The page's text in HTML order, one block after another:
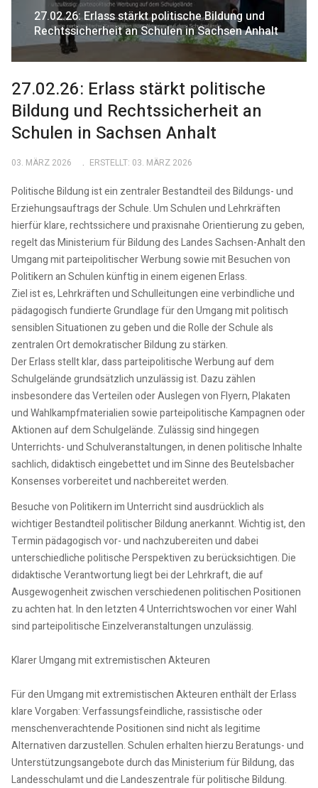
27.02.26: Erlass stärkt politische Bildung und
Rechtssicherheit an Schulen in Sachsen Anhalt
27.02.26: Erlass stärkt politische
Bildung und Rechtssicherheit an
Schulen in Sachsen Anhalt
03. MÄRZ 2026 ERSTELLT: 03. MÄRZ 2026
Politische Bildung ist ein zentraler Bestandteil des Bildungs- und
Erziehungsauftrags der Schule. Um Schulen und Lehrkräften
hierfür klare, rechtssichere und praxisnahe Orientierung zu geben,
regelt das Ministerium für Bildung des Landes Sachsen-Anhalt den
Umgang mit parteipolitischer Werbung sowie mit Besuchen von
Politikern an Schulen künftig in einem eigenen Erlass.
Ziel ist es, Lehrkräften und Schulleitungen eine verbindliche und
pädagogisch fundierte Grundlage für den Umgang mit politisch
sensiblen Situationen zu geben und die Rolle der Schule als
zentralen Ort demokratischer Bildung zu stärken.
Der Erlass stellt klar, dass parteipolitische Werbung auf dem
Schulgelände grundsätzlich unzulässig ist. Dazu zählen
insbesondere das Verteilen oder Auslegen von Flyern, Plakaten
und Wahlkampfmaterialien sowie parteipolitische Kampagnen oder
Aktionen auf dem Schulgelände. Zulässig sind hingegen
Unterrichts- und Schulveranstaltungen, in denen politische Inhalte
sachlich, didaktisch eingebettet und im Sinne des Beutelsbacher
Konsenses vorbereitet und nachbereitet werden.
Besuche von Politikern im Unterricht sind ausdrücklich als
wichtiger Bestandteil politischer Bildung anerkannt. Wichtig ist, den
Termin pädagogisch vor- und nachzubereiten und dabei
unterschiedliche politische Perspektiven zu berücksichtigen. Die
didaktische Verantwortung liegt bei der Lehrkraft, die auf
Ausgewogenheit zwischen verschiedenen politischen Positionen
zu achten hat. In den letzten 4 Unterrichtswochen vor einer Wahl
sind parteipolitische Einzelveranstaltungen unzulässig.
Klarer Umgang mit extremistischen Akteuren
Für den Umgang mit extremistischen Akteuren enthält der Erlass
klare Vorgaben: Verfassungsfeindliche, rassistische oder
menschenverachtende Positionen sind nicht als legitime
Alternativen darzustellen. Schulen erhalten hierzu Beratungs- und
Unterstützungsangebote durch das Ministerium für Bildung, das
Landesschulamt und die Landeszentrale für politische Bildung.